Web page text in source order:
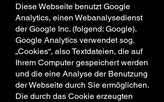
Diese Webseite benutzt Google
Analytics, einen Webanalysedienst
der Google Inc. (folgend: Google).
Google Analytics verwendet sog.
„Cookies“, also Textdateien, die auf
Ihrem Computer gespeichert werden
und die eine Analyse der Benutzung
der Webseite durch Sie ermöglichen.
Die durch das Cookie erzeugten